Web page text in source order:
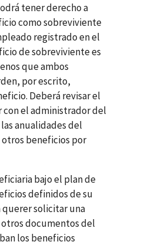
tener derecho a
como sobreviviente
registrado en el
de sobreviviente es
que ambos
por escrito,
Deberá revisar el
con el administrador del
anualidades del
beneficios por
bajo el plan de
definidos de su
solicitar una
otros documentos del
los beneficios